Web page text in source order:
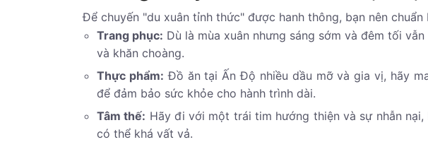
Để chuyến "du xuân tỉnh thức" được hanh thông, bạn nên chuẩn
Trang phục: Dù là mùa xuân nhưng sáng sớm và đêm tối
và khăn choàng.
Thực phẩm: Đồ ăn tại Ấn Độ nhiều dầu mỡ và gia vị, hãy
để đảm bảo sức khỏe cho hành trình dài.
Tâm thế: Hãy đi với một trái tim hướng thiện và sự nhẫn
có thể khá vất vả.